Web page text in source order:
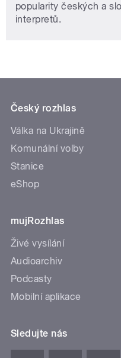
popularity českých a
interpretů.
Český rozhlas
Válka na Ukrajině
Komunální volby
Stanice
eShop
mujRozhlas
Živé vysílání
Audioarchiv
Podcasty
Mobilní aplikace
Sledujte nás